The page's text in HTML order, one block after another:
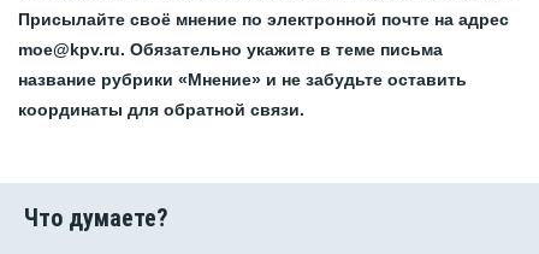
Присылайте своё мнение по электронной почте на адрес
moe@kpv.ru. Обязательно укажите в теме письма
название рубрики «Мнение» и не забудьте оставить
координаты для обратной связи.